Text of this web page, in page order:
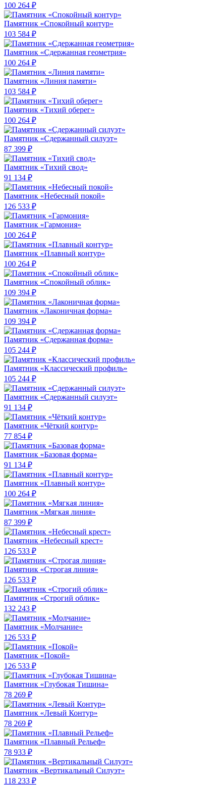
100 264 ₽
Памятник «Спокойный контур»
103 584 ₽
Памятник «Сдержанная геометрия»
100 264 ₽
Памятник «Линия памяти»
103 584 ₽
Памятник «Тихий оберег»
100 264 ₽
Памятник «Сдержанный силуэт»
87 399 ₽
Памятник «Тихий свод»
91 134 ₽
Памятник «Небесный покой»
126 533 ₽
Памятник «Гармония»
100 264 ₽
Памятник «Плавный контур»
100 264 ₽
Памятник «Спокойный облик»
109 394 ₽
Памятник «Лаконичная форма»
109 394 ₽
Памятник «Сдержанная форма»
105 244 ₽
Памятник «Классический профиль»
105 244 ₽
Памятник «Сдержанный силуэт»
91 134 ₽
Памятник «Чёткий контур»
77 854 ₽
Памятник «Базовая форма»
91 134 ₽
Памятник «Плавный контур»
100 264 ₽
Памятник «Мягкая линия»
87 399 ₽
Памятник «Небесный крест»
126 533 ₽
Памятник «Строгая линия»
126 533 ₽
Памятник «Строгий облик»
132 243 ₽
Памятник «Молчание»
126 533 ₽
Памятник «Покой»
126 533 ₽
Памятник «Глубокая Тишина»
78 269 ₽
Памятник «Левый Контур»
78 269 ₽
Памятник «Плавный Рельеф»
78 933 ₽
Памятник «Вертикальный Силуэт»
118 233 ₽